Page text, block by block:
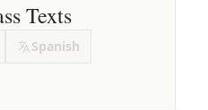
Texts
Spanish